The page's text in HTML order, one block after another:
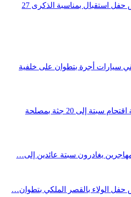
الملك محمد السادس يترأس حفل استقبال بمناسبة الذكرى 27
سيارات أجرة بتطوان على خلفية
ارتفاع حصيلة ضحايا محاولة اقتحام سبتة إلى 20 جثة بمصلحة
يغادرون سبتة عائدين إلى…
الولاء بالقصر الملكي بتطوان…